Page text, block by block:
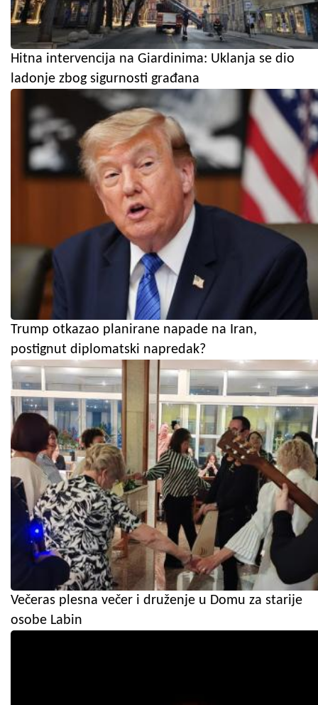
Hitna intervencija na Giardinima: Uklanja se dio
ladonje zbog sigurnosti građana
Trump otkazao planirane napade na Iran,
postignut diplomatski napredak?
Večeras plesna večer i druženje u Domu za starije
osobe Labin